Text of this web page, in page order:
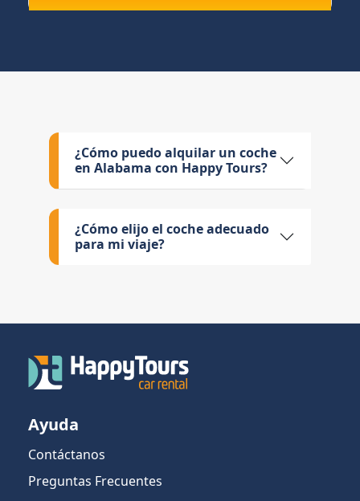
¿Cómo puedo alquilar un coche
en Alabama con Happy Tours?
¿Cómo elijo el coche adecuado
para mi viaje?
Ayuda
Contáctanos
Preguntas Frecuentes